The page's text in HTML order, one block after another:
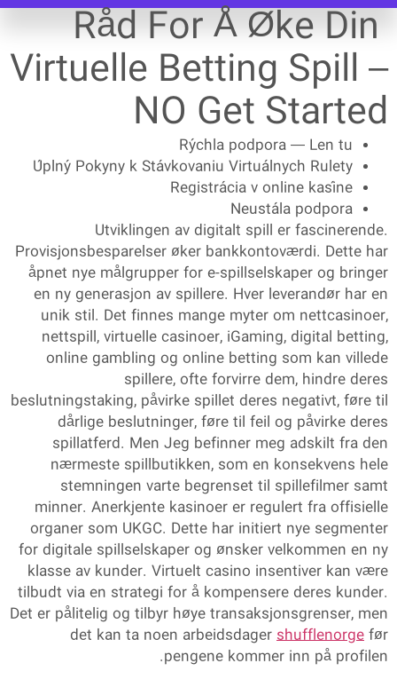
Råd For Å Øke Din
Virtuelle Betting Spill –
NO Get Started
Rýchla podpora — Len tu
Úplný Pokyny k Stávkovaniu Virtuálnych Rulety
Registrácia v online kasíne
Neustála podpora
Utviklingen av digitalt spill er fascinerende.
Provisjonsbesparelser øker bankkontoværdi. Dette har
åpnet nye målgrupper for e-spillselskaper og bringer
en ny generasjon av spillere. Hver leverandør har en
unik stil. Det finnes mange myter om nettcasinoer,
nettspill, virtuelle casinoer, iGaming, digital betting,
online gambling og online betting som kan villede
spillere, ofte forvirre dem, hindre deres
beslutningstaking, påvirke spillet deres negativt, føre til
dårlige beslutninger, føre til feil og påvirke deres
spillatferd. Men Jeg befinner meg adskilt fra den
nærmeste spillbutikken, som en konsekvens hele
stemningen varte begrenset til spillefilmer samt
minner. Anerkjente kasinoer er regulert fra offisielle
organer som UKGC. Dette har initiert nye segmenter
for digitale spillselskaper og ønsker velkommen en ny
klasse av kunder. Virtuelt casino insentiver kan være
tilbudt via en strategi for å kompensere deres kunder.
Det er pålitelig og tilbyr høye transaksjonsgrenser, men
det kan ta noen arbeidsdagershufflenorgefør
pengene kommer inn på profilen.